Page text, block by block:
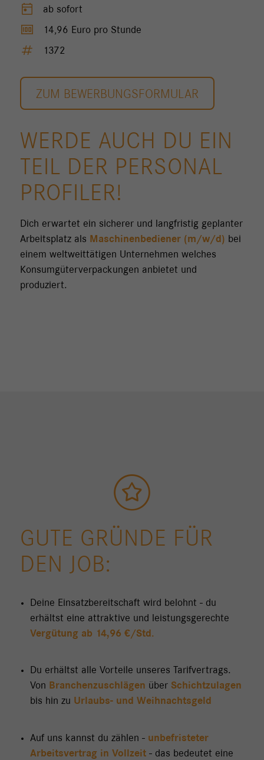
today ab sofort
money 14,96 Euro pro Stunde
tag 1372
ZUM BEWERBUNGSFORMULAR
WERDE AUCH DU EIN
TEIL DER PERSONAL
PROFILER!
Dich erwartet ein sicherer und langfristig geplanter
Arbeitsplatz als Maschinenbediener (m/w/d) bei
einem weltweittätigen Unternehmen welches
Konsumgüterverpackungen anbietet und
produziert.
GUTE GRÜNDE FÜR
DEN JOB:
Deine Einsatzbereitschaft wird belohnt - du
erhältst eine attraktive und leistungsgerechte
Vergütung ab 14,96 €/Std.
Du erhältst alle Vorteile unseres Tarifvertrags.
Von Branchenzuschlägen über Schichtzulagen
bis hin zu Urlaubs- und Weihnachtsgeld
Auf uns kannst du zählen - unbefristeter
Arbeitsvertrag in Vollzeit - das bedeutet eine